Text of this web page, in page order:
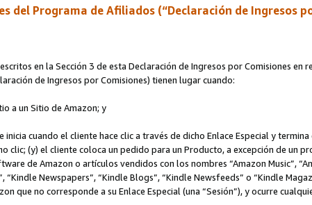
del Programa de Afiliados (“Declaración de Ingresos
en la Sección 3 de esta Declaración de Ingresos por Comisiones en
de Ingresos por Comisiones) tienen lugar cuando:
a un Sitio de Amazon; y
inicia cuando el cliente hace clic a través de dicho Enlace Especial y
clic; (y) el cliente coloca un pedido para un Producto, a excepción de un
de Amazon o artículos vendidos con los nombres “Amazon Music”,
“Kindle Newspapers”, “Kindle Blogs”, “Kindle Newsfeeds” o “Kindle
que no corresponde a su Enlace Especial (una “Sesión”), y ocurre